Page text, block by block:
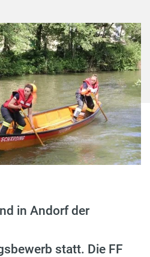
in Andorf der
statt. Die FF